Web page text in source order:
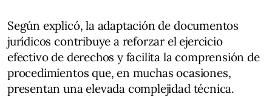
Según explicó, la adaptación de documentos
jurídicos contribuye a reforzar el ejercicio
efectivo de derechos y facilita la comprensión de
procedimientos que, en muchas ocasiones,
presentan una elevada complejidad técnica.